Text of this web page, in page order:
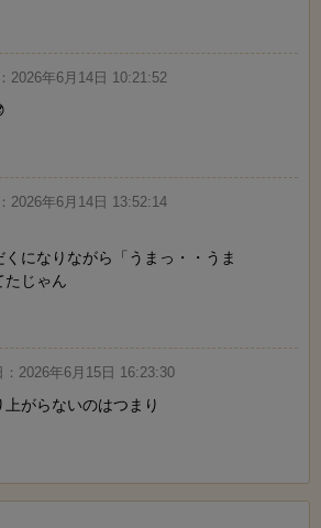
2026年6月14日 10:21:52
2026年6月14日 13:52:14
になりながら「うまっ・・うま
たじゃん
2026年6月15日 16:23:30
がらないのはつまり